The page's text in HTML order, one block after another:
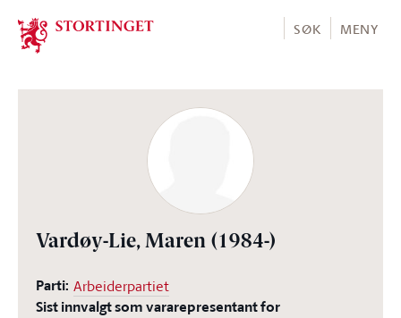
Stortinget.no
SØK MENY
Vardøy-Lie, Maren (1984-)
Parti: Arbeiderpartiet
Sist innvalgt som vararepresentant for